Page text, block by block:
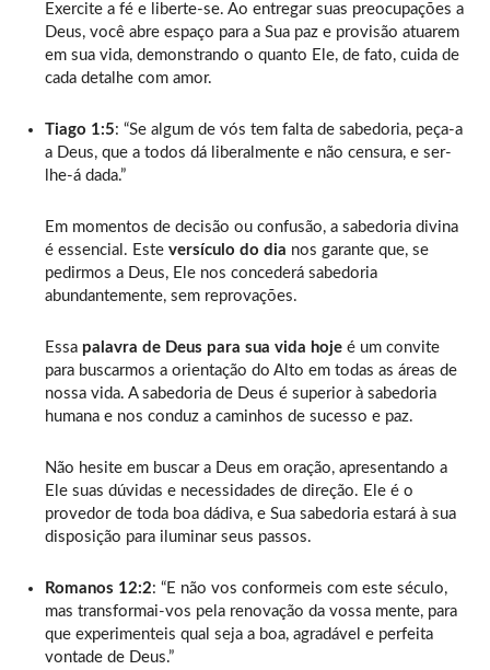
Exercite a fé e liberte-se. Ao entregar suas preocupações a
Deus, você abre espaço para a Sua paz e provisão atuarem
em sua vida, demonstrando o quanto Ele, de fato, cuida de
cada detalhe com amor.
Tiago 1:5: “Se algum de vós tem falta de sabedoria, peça-a
a Deus, que a todos dá liberalmente e não censura, e ser-
lhe-á dada.”
Em momentos de decisão ou confusão, a sabedoria divina
é essencial. Este versículo do dia nos garante que, se
pedirmos a Deus, Ele nos concederá sabedoria
abundantemente, sem reprovações.
Essa palavra de Deus para sua vida hoje é um convite
para buscarmos a orientação do Alto em todas as áreas de
nossa vida. A sabedoria de Deus é superior à sabedoria
humana e nos conduz a caminhos de sucesso e paz.
Não hesite em buscar a Deus em oração, apresentando a
Ele suas dúvidas e necessidades de direção. Ele é o
provedor de toda boa dádiva, e Sua sabedoria estará à sua
disposição para iluminar seus passos.
Romanos 12:2: “E não vos conformeis com este século,
mas transformai-vos pela renovação da vossa mente, para
que experimenteis qual seja a boa, agradável e perfeita
vontade de Deus.”